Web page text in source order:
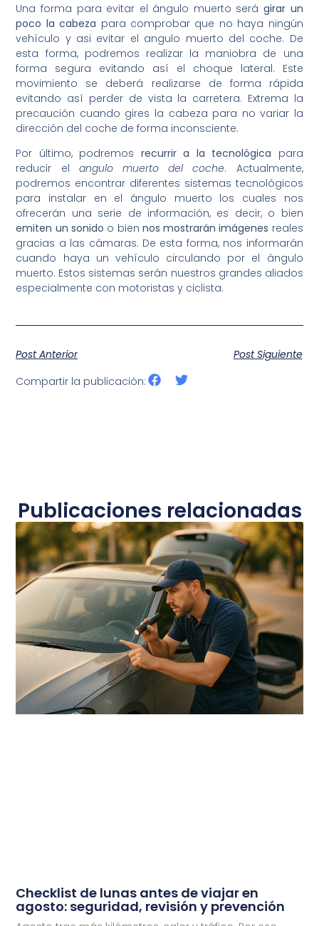
Una forma para evitar el ángulo muerto serágirar un
poco la cabeza para comprobar que no haya ningún
vehículo y asi evitar el angulo muerto del coche. De
esta forma, podremos realizar la maniobra de una
forma segura evitando así el choque lateral. Este
movimiento se deberá realizarse de forma rápida
evitando así perder de vista la carretera. Extrema la
precaución cuando gires la cabeza para no variar la
dirección del coche de forma inconsciente.
Por último, podremos recurrir a la tecnológica para
reducir el angulo muerto del coche. Actualmente,
podremos encontrar diferentes sistemas tecnológicos
para instalar en el ángulo muerto los cuales nos
ofrecerán una serie de información, es decir, o bien
emiten un sonido o bien nos mostrarán imágenes reales
gracias a las cámaras. De esta forma, nos informarán
cuando haya un vehículo circulando por el ángulo
muerto. Estos sistemas serán nuestros grandes aliados
especialmente con motoristas y ciclista.
Post Anterior
Post Siguiente
Compartir la publicación:
Publicaciones relacionadas
Checklist de lunas antes de viajar en
agosto: seguridad, revisión y prevención